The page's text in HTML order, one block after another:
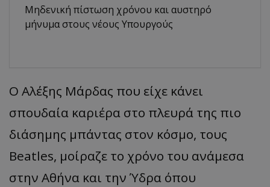
Μηδενική πίστωση χρόνου και αυστηρό
μήνυμα στους νέους Υπουργούς
Ο Αλέξης Μάρδας που είχε κάνει
σπουδαία καριέρα στο πλευρά της πιο
διάσημης μπάντας στον κόσμο, τους
Beatles, μοίραζε το χρόνο του ανάμεσα
στην Αθήνα και την Ύδρα όπου